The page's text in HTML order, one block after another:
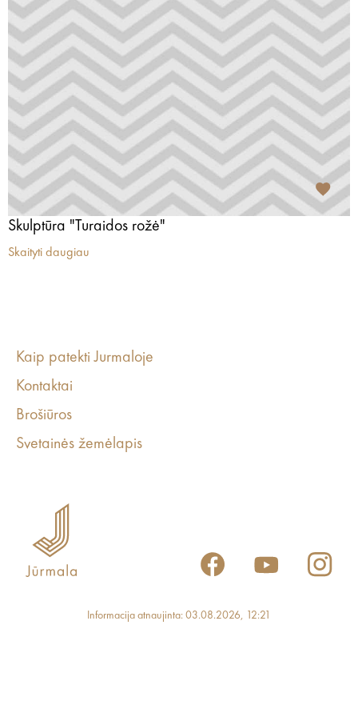
Skulptūra "Turaidos rožė"
Skaityti daugiau
Kaip patekti Jurmaloje
Kontaktai
Brošiūros
Svetainės žemėlapis
Informacija atnaujinta: 03.08.2026, 12:21